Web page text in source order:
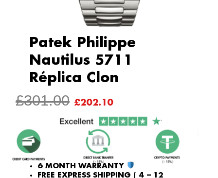
Patek Philippe
Nautilus 5711
Réplica Clon
£301.00 ORIGINAL
PRICE
WAS:
£301.00.
£202.10CURRENT
PRICE
IS:
£202.10.
6 MONTH WARRANTY
FREE EXPRESS SHIPPING ( 4 – 12